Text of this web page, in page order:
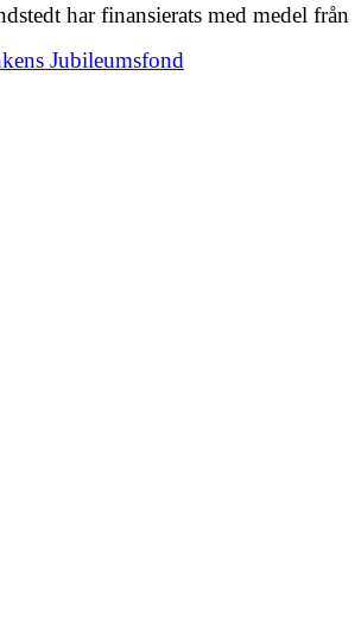
har finansierats med medel från
Jubileumsfond